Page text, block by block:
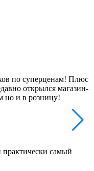
по суперценам! Плюс
открылся магазин-
но и в розницу!
самый